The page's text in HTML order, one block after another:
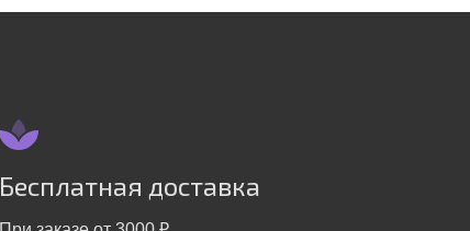
Бесплатная доставка